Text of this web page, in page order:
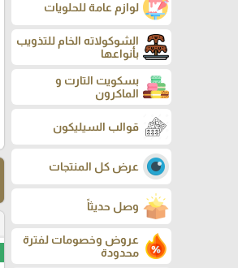
لوازم عامة للحلويات
الشوكولاته الخام للتذويب
بأنواعها
بسكويت التارت و
الماكرون
قوالب السيليكون
عرض كل المنتجات
وصل حديثاً
عروض وخصومات لفترة
محدودة